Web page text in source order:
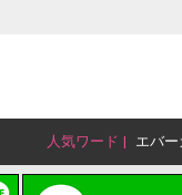
人気ワード エバー